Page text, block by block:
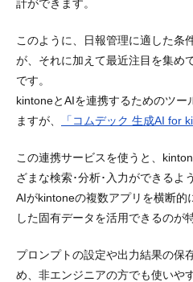
計ができます。
このように、日報管理に適した条
が、それに加えて最近注目を集め
です。
kintoneとAIを連携するためのツー
ますが、
「コムデック 生成AI for
この連携サービスを使うと、
ざまな検索･分析･入力ができるよ
AIがkintoneの複数アプリを横断的
した固有データを活用できるのが
プロンプトの設定や出力結果の保
め、非エンジニアの方でも使いや